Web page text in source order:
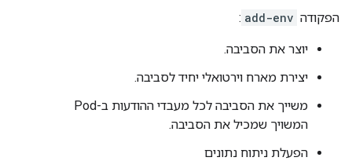
הפקודה add-env
:
יוצר את הסביבה.
יצירת מארח וירטואלי יחיד לסביבה.
משייך את הסביבה לכל מעבדי ההודעות ב-Pod
המשויך שמכיל את הסביבה.
הפעלת ניתוח נתונים